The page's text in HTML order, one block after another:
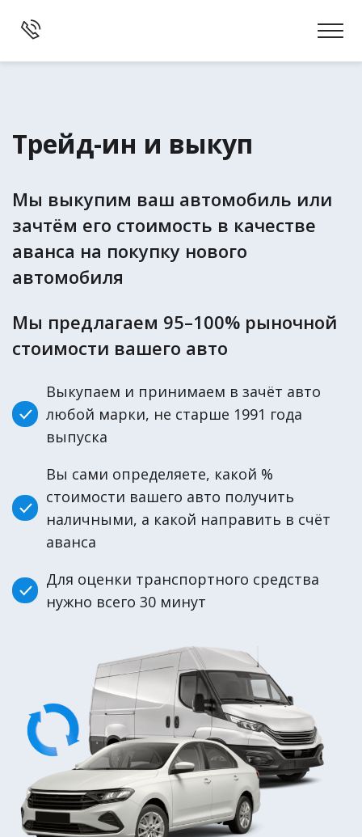
Трейд-ин и выкуп
Мы выкупим ваш автомобиль или
зачтём его стоимость в качестве
аванса на покупку нового
автомобиля
Мы предлагаем 95–100% рыночной
стоимости вашего авто
Выкупаем и принимаем в зачёт авто
любой марки, не старше 1991 года
выпуска
Вы сами определяете, какой %
стоимости вашего авто получить
наличными, а какой направить в счёт
аванса
Для оценки транспортного средства
нужно всего 30 минут